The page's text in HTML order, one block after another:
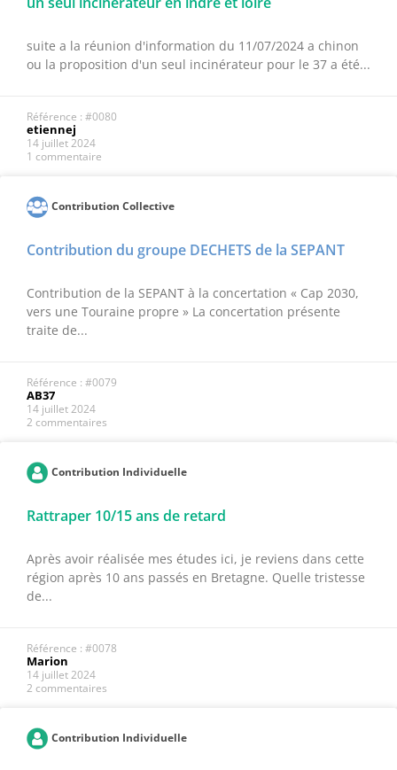
suite a la réunion d'information du 11/07/2024 a chinon
ou la proposition d'un seul incinérateur pour le 37 a été...
Référence : #0080
etiennej
14 juillet 2024
1 commentaire
Contribution Collective
Contribution du groupe DECHETS de la SEPANT
Contribution de la SEPANT à la concertation « Cap 2030,
vers une Touraine propre » La concertation présente
traite de...
Référence : #0079
AB37
14 juillet 2024
2 commentaires
Contribution Individuelle
Rattraper 10/15 ans de retard
Après avoir réalisée mes études ici, je reviens dans cette
région après 10 ans passés en Bretagne. Quelle tristesse
de...
Référence : #0078
Marion
14 juillet 2024
2 commentaires
Contribution Individuelle